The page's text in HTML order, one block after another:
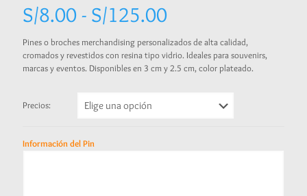
S/8.00- S/125.00Rango
de
precios:
desde
Pines o broches merchandising personalizados de alta calidad,
cromados y revestidos con resina tipo vidrio. Ideales para souvenirs,
marcas y eventos. Disponibles en 3 cm y 2.5 cm, color plateado.
Precios:
Información del Pin